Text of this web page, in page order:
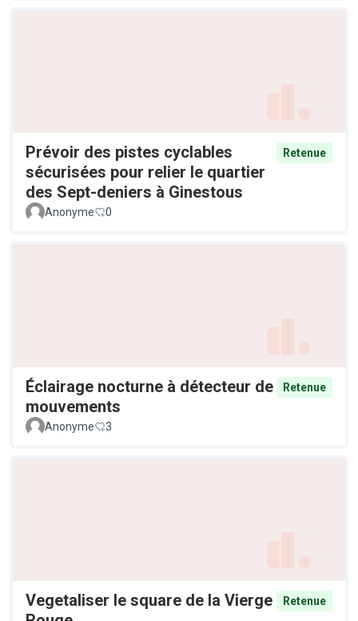
Prévoir des pistes cyclables
sécurisées pour relier le quartier
des Sept-deniers à Ginestous
Retenue
Anonyme 0
Éclairage nocturne à détecteur de
mouvements
Retenue
Anonyme 3
Vegetaliser le square de la Vierge
Retenue